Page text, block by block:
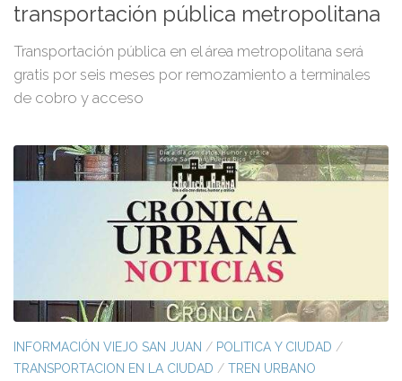
transportación pública metropolitana
Transportación pública en el área metropolitana será
gratis por seis meses por remozamiento a terminales
de cobro y acceso
INFORMACIÓN VIEJO SAN JUAN / POLITICA Y CIUDAD /
TRANSPORTACION EN LA CIUDAD / TREN URBANO